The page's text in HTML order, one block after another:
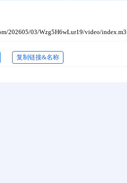
202605/03/Wzg5H6wLur19/video/
复制链接&名称